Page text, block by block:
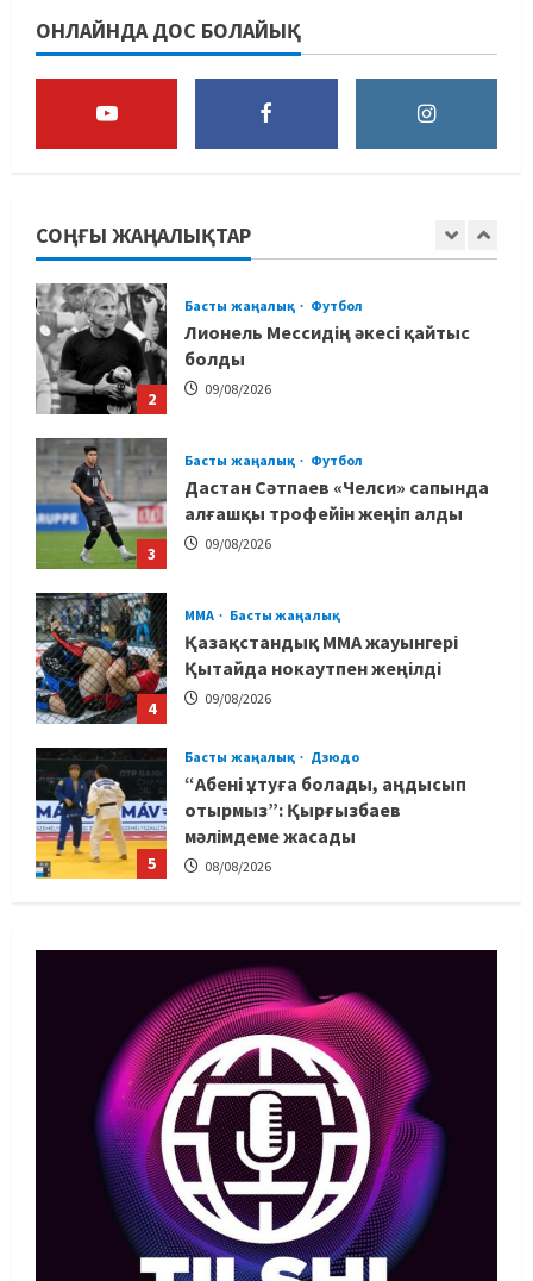
ОНЛАЙНДА ДОС БОЛАЙЫҚ
СОҢҒЫ ЖАҢАЛЫҚТАР
отырмыз”: Қырғызбаев
мәлімдеме жасады
1
Басты жаңалық Дзюдо
09/08/2026
2
Басты жаңалық Футбол
Лионель Мессидің әкесі қайтыс
болды
09/08/2026
3
Басты жаңалық Футбол
Дастан Сәтпаев «Челси» сапында
алғашқы трофейін жеңіп алды
09/08/2026
4
MMA Басты жаңалық
Қазақстандық MMA жауынгері
Қытайда нокаутпен жеңілді
09/08/2026
5
Басты жаңалық Дзюдо
“Абені ұтуға болады, аңдысып
отырмыз”: Қырғызбаев
мәлімдеме жасады
08/08/2026
1
Елдос пен Такеока: Алматы
татамиінде әлем чемпиондары
09/08/2026
2
Басты жаңалық Футбол
Лионель Мессидің әкесі қайтыс
болды
09/08/2026
Басты жаңалық Футбол
Дастан Сәтпаев «Челси» сапында